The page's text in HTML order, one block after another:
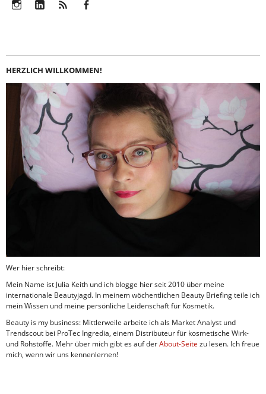
HERZLICH WILLKOMMEN!
Wer hier schreibt:
Mein Name ist Julia Keith und ich blogge hier seit 2010 über meine
internationale Beautyjagd. In meinem wöchentlichen Beauty Briefing teile ich
mein Wissen und meine persönliche Leidenschaft für Kosmetik.
Beauty is my business: Mittlerweile arbeite ich als Market Analyst und
Trendscout bei ProTec Ingredia, einem Distributeur für kosmetische Wirk-
und Rohstoffe. Mehr über mich gibt es auf derAbout-Seite zu lesen. Ich freue
mich, wenn wir uns kennenlernen!